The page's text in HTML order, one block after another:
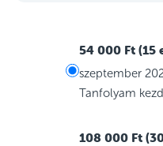
54 000 Ft (15
szeptember
Tanfolyam
108 000 Ft